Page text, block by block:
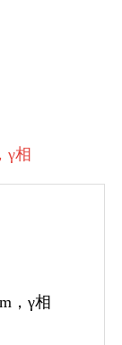
γ相
，γ相